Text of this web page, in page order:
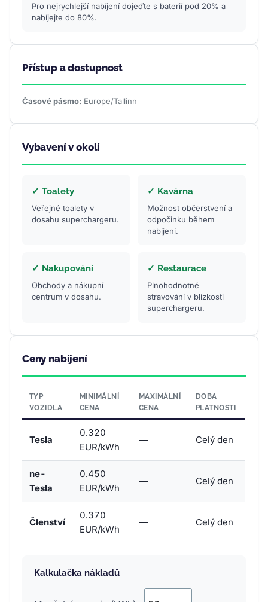
Pro nejrychlejší nabíjení dojeďte s baterií pod 20% a
nabíjejte do 80%.
Přístup a dostupnost
Časové pásmo: Europe/Tallinn
Vybavení v okolí
✓ Toalety
Veřejné toalety v
dosahu superchargeru.
✓ Kavárna
Možnost občerstvení a
odpočinku během
nabíjení.
✓ Nakupování
Obchody a nákupní
centrum v dosahu.
✓ Restaurace
Plnohodnotné
stravování v blízkosti
superchargeru.
Ceny nabíjení
TYP
VOZIDLA
MINIMÁLNÍ
CENA
MAXIMÁLNÍ
CENA
DOBA
PLATNOSTI
Tesla
0.320
EUR/kWh
— Celý den
ne-
Tesla
0.450
EUR/kWh
— Celý den
Členství
0.370
EUR/kWh
— Celý den
Kalkulačka nákladů